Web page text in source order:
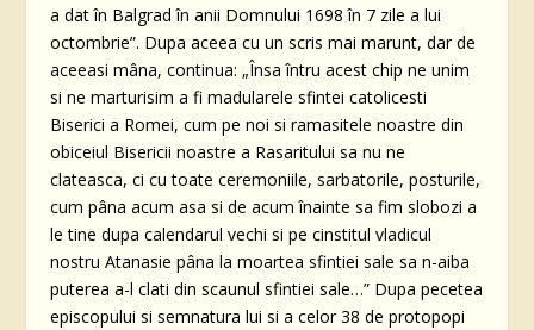
a dat în Balgrad în anii Domnului 1698 în 7 zile a lui
octombrie”. Dupa aceea cu un scris mai marunt, dar de
aceeasi mâna, continua: „Însa întru acest chip ne unim
si ne marturisim a fi madularele sfintei catolicesti
Biserici a Romei, cum pe noi si ramasitele noastre din
obiceiul Bisericii noastre a Rasaritului sa nu ne
clateasca, ci cu toate ceremoniile, sarbatorile, posturile,
cum pâna acum asa si de acum înainte sa fim slobozi a
le tine dupa calendarul vechi si pe cinstitul vladicul
nostru Atanasie pâna la moartea sfintiei sale sa n-aiba
puterea a-l clati din scaunul sfintiei sale…” Dupa pecetea
episcopului si semnatura lui si a celor 38 de protopopi